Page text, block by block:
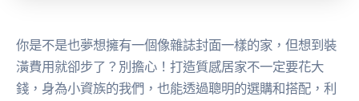
你是不是也夢想擁有一個像雜誌封面一樣的家，但想到裝
潢費用就卻步了？別擔心！打造質感居家不一定要花大
錢，身為小資族的我們，也能透過聰明的選購和搭配，利